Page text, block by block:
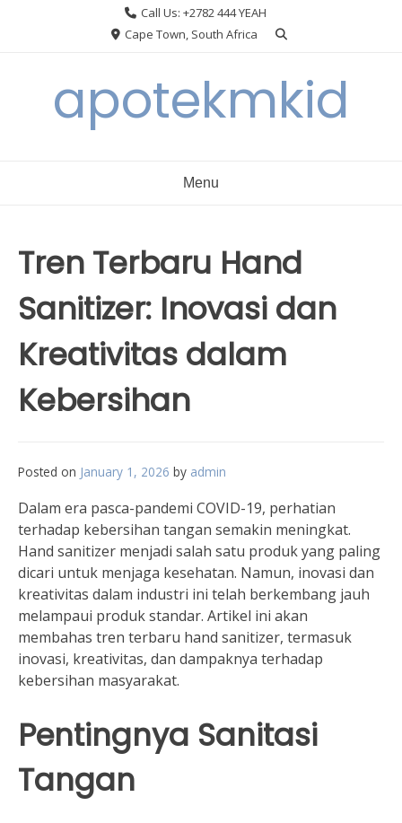
Call Us: +2782 444 YEAH
Cape Town, South Africa
apotekmkid
Menu
Tren Terbaru Hand
Sanitizer: Inovasi dan
Kreativitas dalam
Kebersihan
Posted on January 1, 2026 by admin
Dalam era pasca-pandemi COVID-19, perhatian
terhadap kebersihan tangan semakin meningkat.
Hand sanitizer menjadi salah satu produk yang paling
dicari untuk menjaga kesehatan. Namun, inovasi dan
kreativitas dalam industri ini telah berkembang jauh
melampaui produk standar. Artikel ini akan
membahas tren terbaru hand sanitizer, termasuk
inovasi, kreativitas, dan dampaknya terhadap
kebersihan masyarakat.
Pentingnya Sanitasi
Tangan